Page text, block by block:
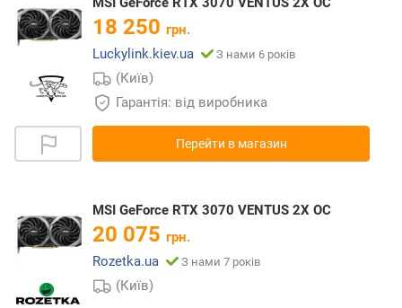
18 250 грн.
Luckylink.kiev.ua
З нами 6 років
(Київ)
Гарантія: від виробника
Перейти в магазин
MSI GeForce RTX 3070 VENTUS 2X OC
20 075 грн.
Rozetka.ua
З нами 7 років
(Київ)